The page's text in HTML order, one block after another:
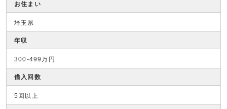
お住まい
埼玉県
年収
300-499万円
借入回数
5回以上